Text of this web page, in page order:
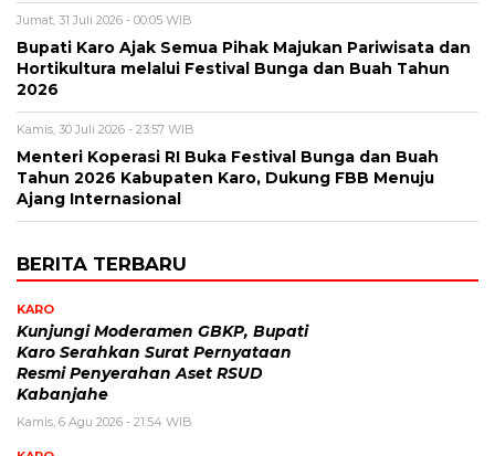
Jumat, 31 Juli 2026 - 00:05 WIB
Bupati Karo Ajak Semua Pihak Majukan Pariwisata dan
Hortikultura melalui Festival Bunga dan Buah Tahun
2026
Kamis, 30 Juli 2026 - 23:57 WIB
Menteri Koperasi RI Buka Festival Bunga dan Buah
Tahun 2026 Kabupaten Karo, Dukung FBB Menuju
Ajang Internasional
BERITA TERBARU
KARO
Kunjungi Moderamen GBKP, Bupati
Karo Serahkan Surat Pernyataan
Resmi Penyerahan Aset RSUD
Kabanjahe
Kamis, 6 Agu 2026 - 21:54 WIB